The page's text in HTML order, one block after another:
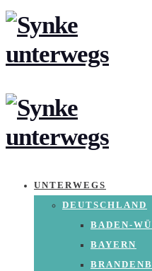
UNTERWEGS
DEUTSCHLAND
BADEN-
BAYERN